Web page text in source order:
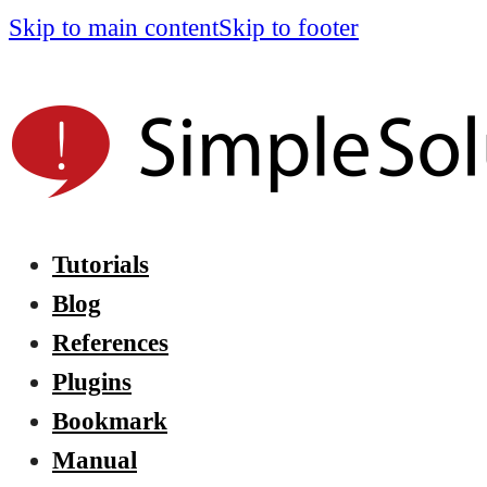
Skip to main contentSkip to footer
Tutorials
Blog
References
Plugins
Bookmark
Manual